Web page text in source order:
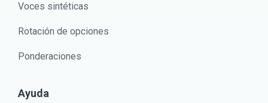
Voces sintéticas
Rotación de opciones
Ponderaciones
Ayuda